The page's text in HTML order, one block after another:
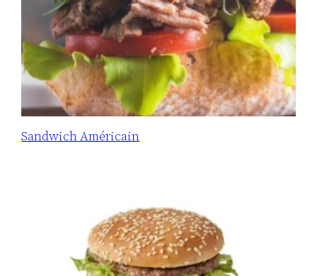
Sandwich Américain